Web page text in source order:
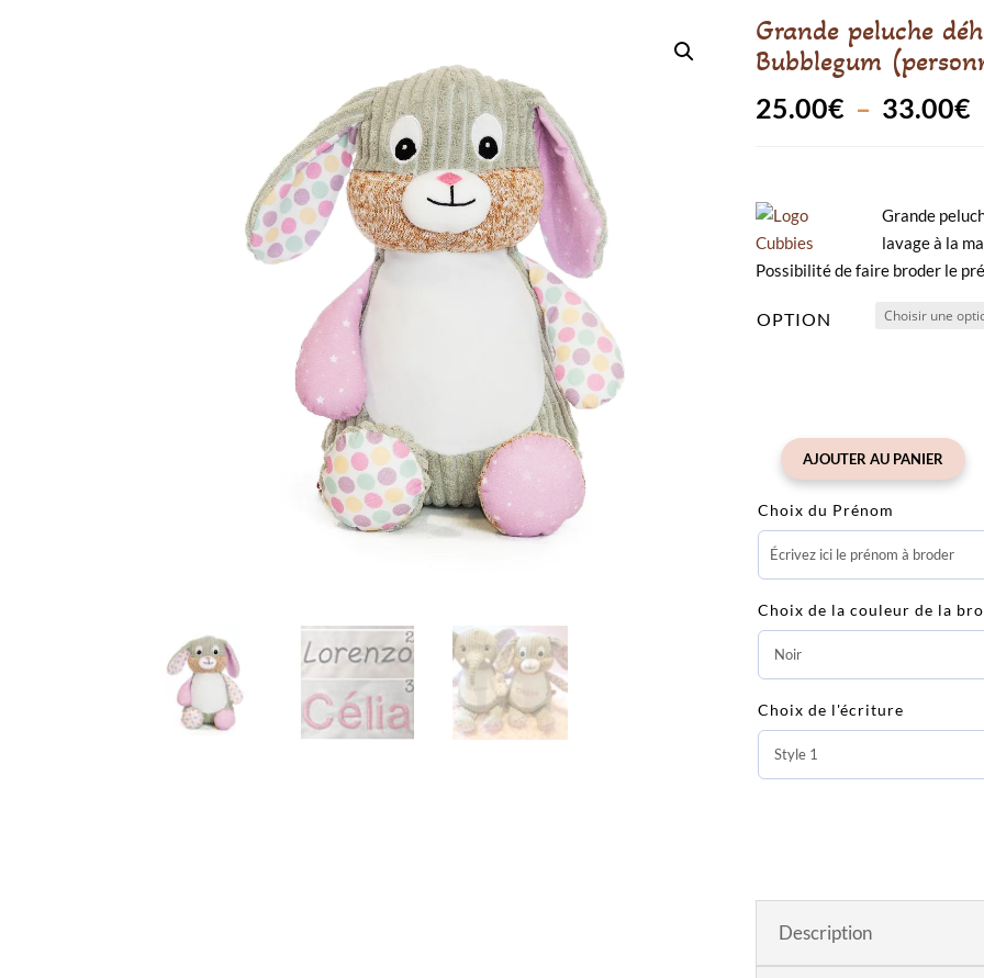
Grande peluche
Bubblegum
25.00€ – 33.00€
à
Grande
lavage à la
Possibilité de faire broder le
OPTION
quantité
Grande
peluche
déhoussable
Lapin
sensoriel
Bubblegum
AJOUTER AU PANIER
Choix du Prénom
Choix de la couleur de la
Choix de l'écriture
Description